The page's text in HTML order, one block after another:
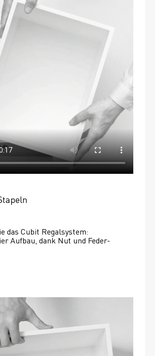
das Cubit Regalsystem:
Aufbau, dank Nut und Feder-